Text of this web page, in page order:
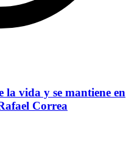
la vida y se mantiene en
Correa